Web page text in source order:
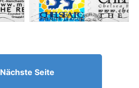
Nächste Seite